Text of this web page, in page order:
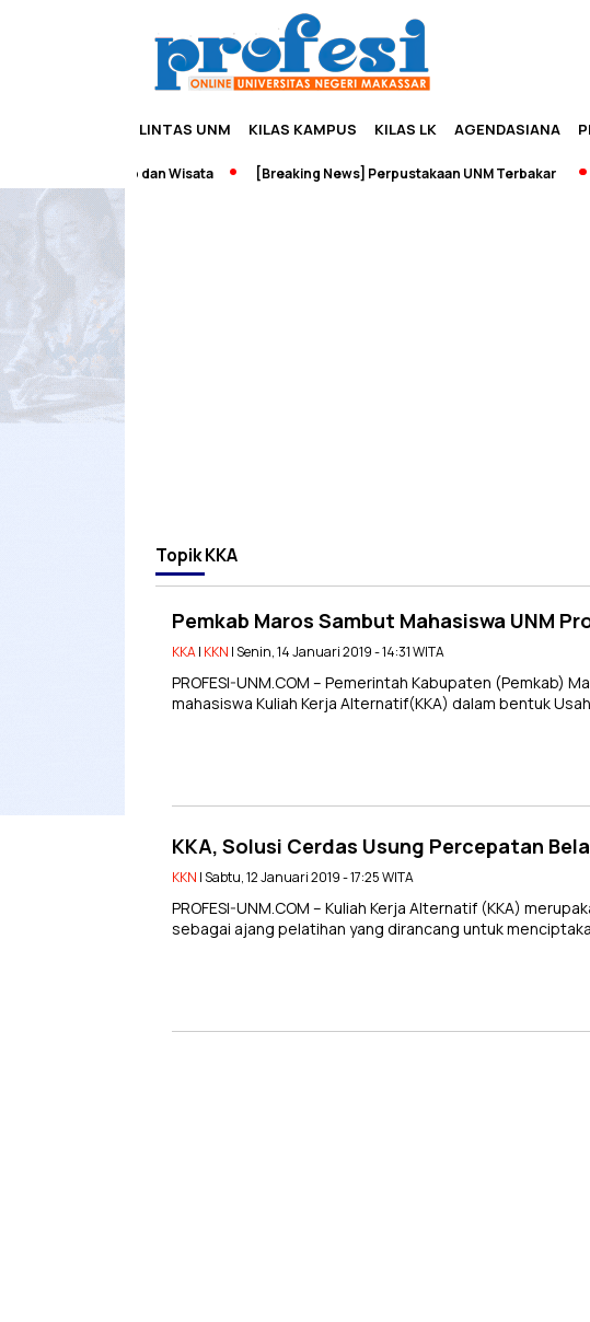
LINTAS UNM KILAS KAMPUS KILAS LK AGENDASIANA
Edupreneurship dan Wisata [Breaking News] Perpustakaan UNM Terbakar
TopikKKA
Pemkab Maros Sambut Mahasiswa UNM
KKA| KKN | Senin, 14 Januari 2019 - 14:31 WITA
PROFESI-UNM.COM – Pemerintah Kabupaten (Pemkab)
mahasiswa Kuliah Kerja Alternatif(KKA) dalam bentuk
KKA, Solusi Cerdas Usung Percepatan
KKN | Sabtu, 12 Januari 2019 - 17:25 WITA
PROFESI-UNM.COM – Kuliah Kerja Alternatif (KKA)
sebagai ajang pelatihan yang dirancang untuk